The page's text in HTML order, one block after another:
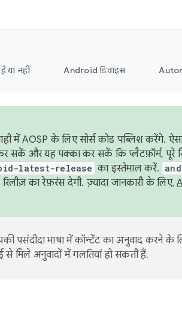
या नहीं Android डिवाइस
में AOSP के लिए सोर्स कोड पब्लिश करेंगे.
और यह पक्का कर सकें कि प्लैटफ़ॉर्म, पूरे
latest-release का इस्तेमाल करें.
का रेफ़रंस देगी. ज़्यादा जानकारी के लिए,
पसंदीदा भाषा में कॉन्टेंट का अनुवाद करने के
मिले अनुवादों में गलतियां हो सकती हैं.